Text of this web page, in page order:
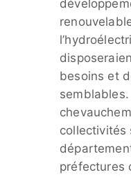
besoins et
collectivités
préfectures